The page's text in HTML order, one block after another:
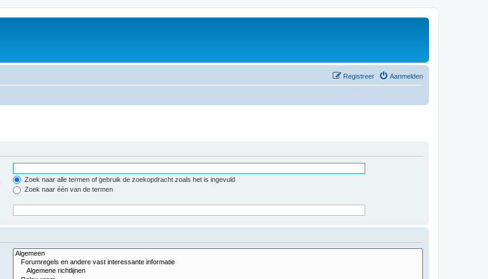
Aanmelden
Registreer
Zoek naar alle termen of gebruik de zoekopdracht zoals het is ingevuld
Zoek naar één van de termen